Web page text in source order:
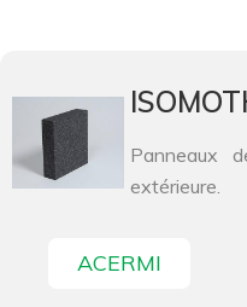
Panneaux
extérieure.
ACERMI